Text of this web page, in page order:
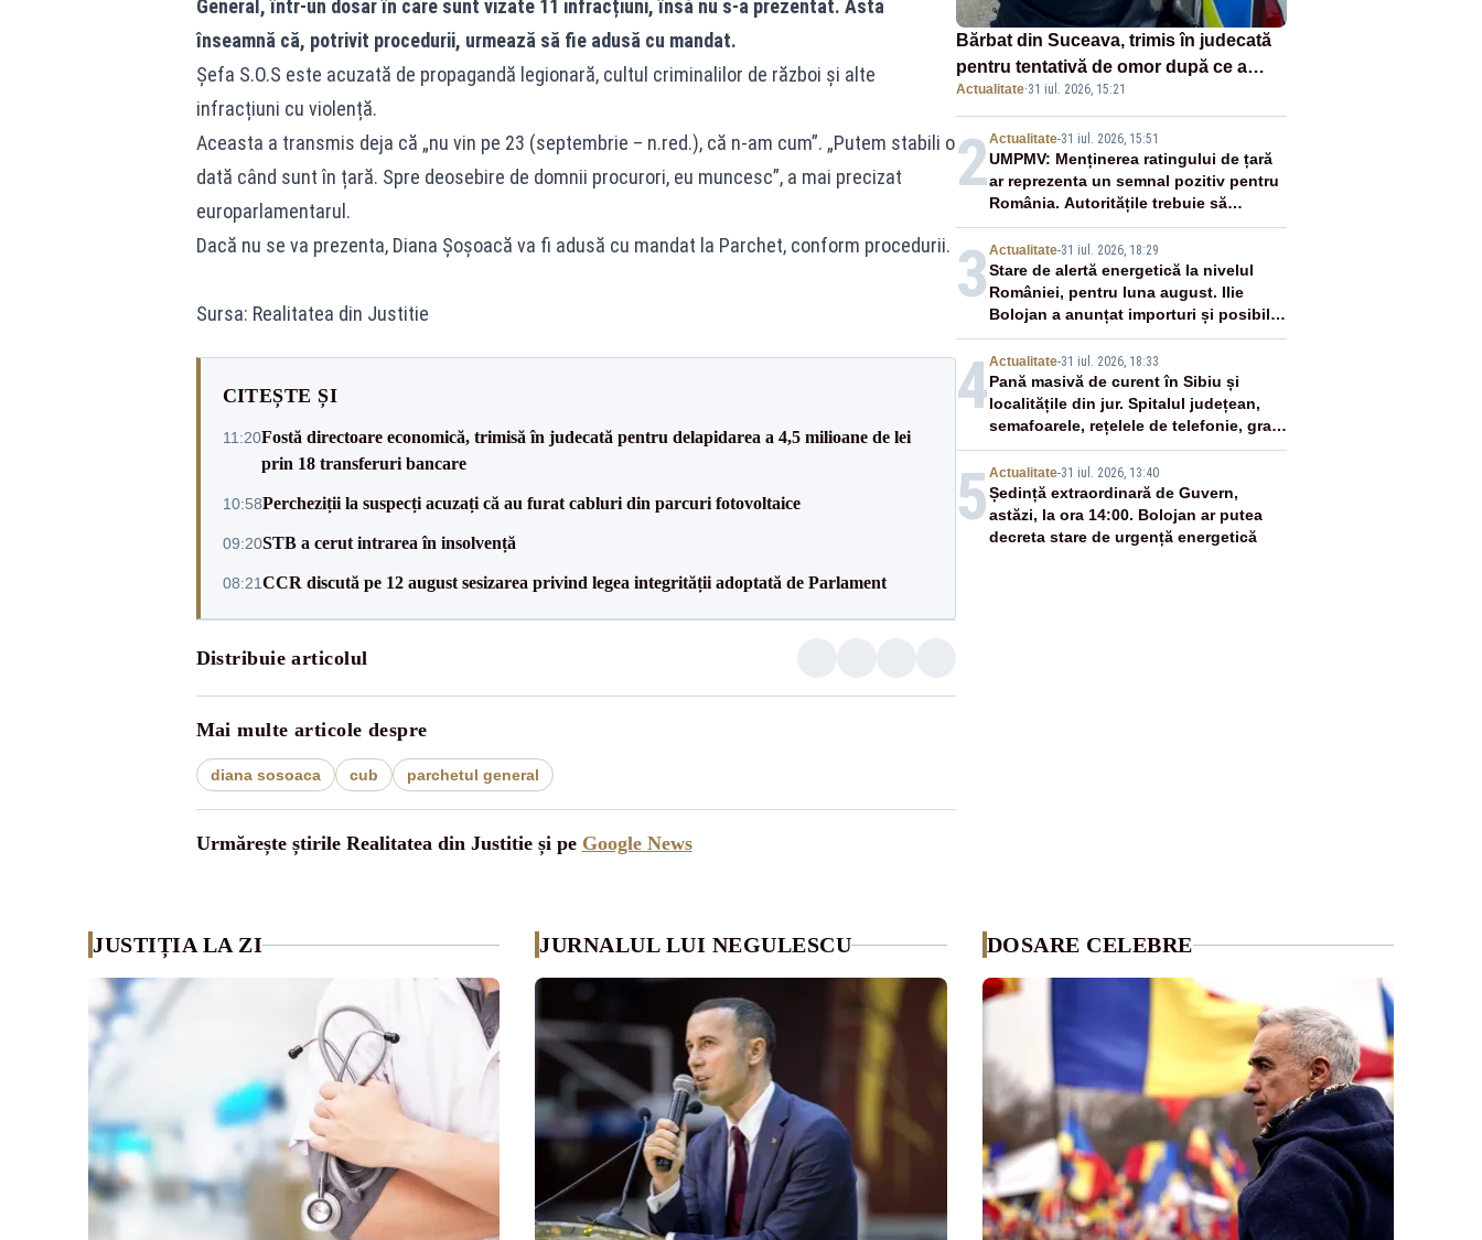
General, într-un dosar în care sunt vizate 11 infracțiuni, însă nu s-a prezentat. Asta
înseamnă că, potrivit procedurii, urmează să fie adusă cu mandat.
Șefa S.O.S este acuzată de propagandă legionară, cultul criminalilor de război și alte
infracțiuni cu violență.
Aceasta a transmis deja că „nu vin pe 23 (septembrie – n.red.), că n-am cum”. „Putem stabili o
dată când sunt în țară. Spre deosebire de domnii procurori, eu muncesc”, a mai precizat
europarlamentarul.
Dacă nu se va prezenta, Diana Șoșoacă va fi adusă cu mandat la Parchet, conform procedurii.
Sursa: Realitatea din Justitie
CITEȘTE ȘI
11:20Fostă directoare economică, trimisă în judecată pentru delapidarea a 4,5 milioane de lei
prin 18 transferuri bancare
10:58Percheziții la suspecți acuzați că au furat cabluri din parcuri fotovoltaice
09:20STB a cerut intrarea în insolvență
08:21CCR discută pe 12 august sesizarea privind legea integrității adoptată de Parlament
Distribuie articolul
Mai multe articole despre
diana sosoaca cub parchetul general
Urmărește știrile Realitatea din Justitie și pe Google News
Bărbat din Suceava, trimis în judecată
pentru tentativă de omor după ce a
înjunghiat un tânăr în urma unui
conflict izbucnit
Actualitate·31 iul. 2026, 15:21
2Actualitate-31 iul. 2026, 15:51
UMPMV: Menținerea ratingului de țară
ar reprezenta un semnal pozitiv pentru
România. Autoritățile trebuie să
continue consolidarea stabilității
economice și financiare
3 Actualitate-31 iul. 2026, 18:29
Stare de alertă energetică la nivelul
României, pentru luna august. Ilie
Bolojan a anunțat importuri și posibile
restricții – VIDEO
4Actualitate-31 iul. 2026, 18:33
Pană masivă de curent în Sibiu și
localitățile din jur. Spitalul județean,
semafoarele, rețelele de telefonie, grav
afectate
5 Actualitate-31 iul. 2026, 13:40
Ședință extraordinară de Guvern,
astăzi, la ora 14:00. Bolojan ar putea
decreta stare de urgență energetică
JUSTIȚIA LA ZI JURNALUL LUI NEGULESCU DOSARE CELEBRE